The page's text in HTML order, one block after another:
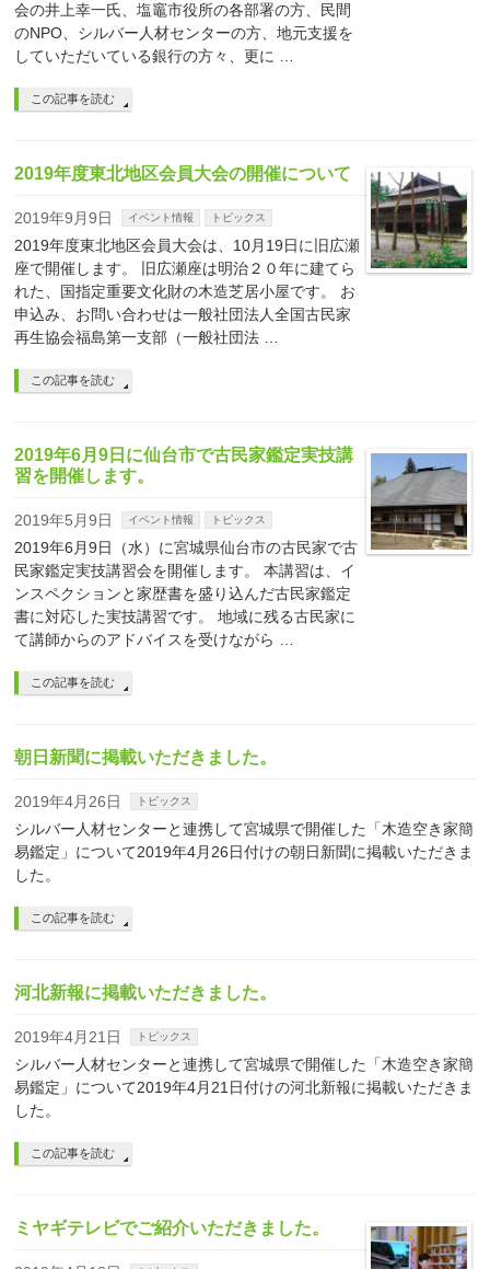
会の井上幸一氏、塩竈市役所の各部署の方、民間
のNPO、シルバー人材センターの方、地元支援を
していただいている銀行の方々、更に …
この記事を読む
2019年度東北地区会員大会の開催について
2019年9月9日 イベント情報 トピックス
2019年度東北地区会員大会は、10月19日に旧広瀬
座で開催します。 旧広瀬座は明治２０年に建てら
れた、国指定重要文化財の木造芝居小屋です。 お
申込み、お問い合わせは一般社団法人全国古民家
再生協会福島第一支部（一般社団法 …
この記事を読む
2019年6月9日に仙台市で古民家鑑定実技講
習を開催します。
2019年5月9日 イベント情報 トピックス
2019年6月9日（水）に宮城県仙台市の古民家で古
民家鑑定実技講習会を開催します。 本講習は、イ
ンスペクションと家歴書を盛り込んだ古民家鑑定
書に対応した実技講習です。 地域に残る古民家に
て講師からのアドバイスを受けながら …
この記事を読む
朝日新聞に掲載いただきました。
2019年4月26日 トピックス
シルバー人材センターと連携して宮城県で開催した「木造空き家簡
易鑑定」について2019年4月26日付けの朝日新聞に掲載いただきま
した。
この記事を読む
河北新報に掲載いただきました。
2019年4月21日 トピックス
シルバー人材センターと連携して宮城県で開催した「木造空き家簡
易鑑定」について2019年4月21日付けの河北新報に掲載いただきま
した。
この記事を読む
ミヤギテレビでご紹介いただきました。